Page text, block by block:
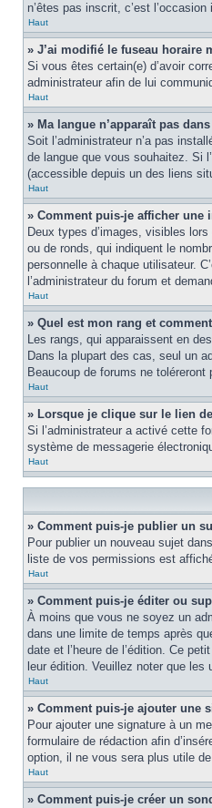
n’êtes pas inscrit, c’est
Haut
» J’ai modifié le fuseau horaire
Si vous êtes certain(e) d’avoir
administrateur afin de lui
Haut
» Ma langue n’apparaît pas
Soit l’administrateur n’a pas
de langue que vous souhaitez. Si
(accessible depuis un des liens
Haut
» Comment puis-je afficher une
Deux types d’images, visibles
ou de ronds, qui indiquent le
personnelle à chaque utilisateur.
l’administrateur du forum et
Haut
» Quel est mon rang et
Les rangs, qui apparaissent en
Dans la plupart des cas, seul un
Beaucoup de forums ne
Haut
» Lorsque je clique sur le lien
Si l’administrateur a activé cette
système de messagerie
Haut
» Comment puis-je publier un
Pour publier un nouveau sujet
liste de vos permissions est
Haut
» Comment puis-je éditer ou
À moins que vous ne soyez un
dans une limite de temps après
date et l’heure de l’édition. Ce
leur édition. Veuillez noter que
Haut
» Comment puis-je ajouter une
Pour ajouter une signature à un
formulaire de rédaction afin
option, il ne vous sera plus utile
Haut
» Comment puis-je créer un